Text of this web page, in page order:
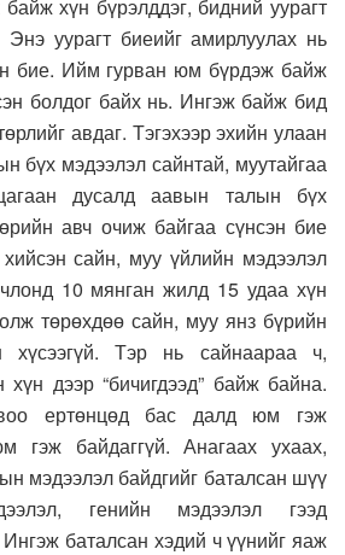
хүн бүрэлддэг, бидний уурагт
Энэ уурагт биеийг амирлуулах нь
бие. Ийм гурван юм бүрдэж байж
болдог байх нь. Ингэж байж бид
авдаг. Тэгэхээр эхийн улаан
бүх мэдээлэл сайнтай, муутайгаа
дусалд аавын талын бүх
авч очиж байгаа сүнсэн бие
сайн, муу үйлийн мэдээлэл
10 мянган жилд 15 удаа хүн
төрөхдөө сайн, муу янз бүрийн
хүсээгүй. Тэр нь сайнаараа ч,
хүн дээр “бичигдээд” байж байна.
ертөнцөд бас далд юм гэж
гэж байдаггүй. Анагаах ухаах,
мэдээлэл байдгийг баталсан шүү
генийн мэдээлэл гээд
баталсан хэдий ч үүнийг яаж